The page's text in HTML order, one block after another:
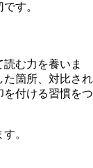
す。
む力を養いま
た箇所、対比され
付ける習慣をつ
。